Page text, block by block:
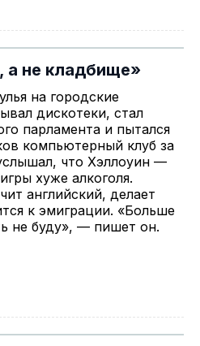
а не кладбище»
на городские
дискотеки, стал
парламента и пытался
компьютерный клуб за
что Хэллоуин —
хуже алкоголя.
английский, делает
к эмиграции. «Больше
не буду», — пишет он.